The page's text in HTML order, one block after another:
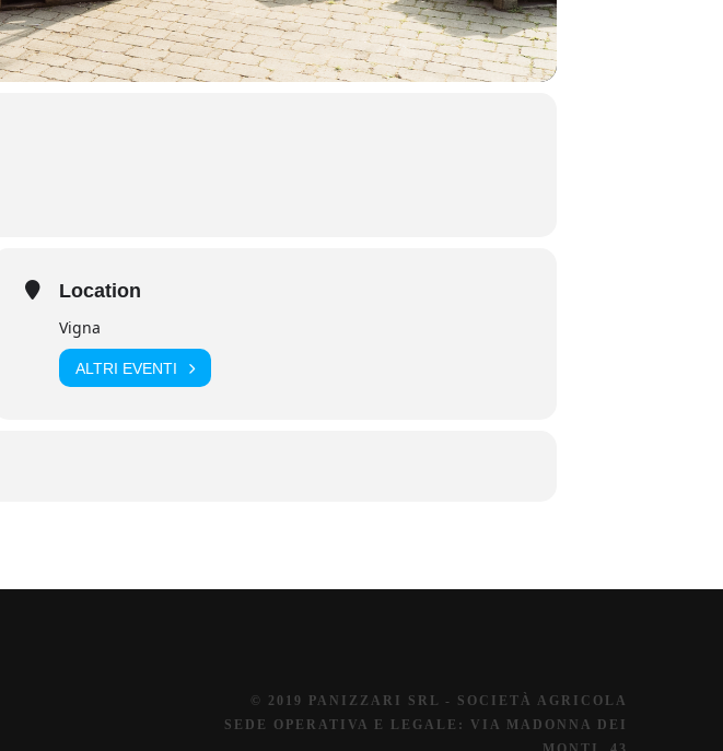
Location
Vigna
ALTRI EVENTI
© 2019 PANIZZARI SRL - SOCIETÀ AGRICOLA
SEDE OPERATIVA E LEGALE: VIA MADONNA DEI